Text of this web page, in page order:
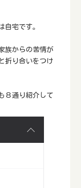
自宅です。
族からの苦情が
折り合いをつけ
８通り紹介して